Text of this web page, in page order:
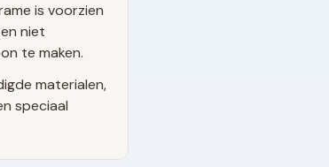
is voorzien
niet
te maken.
materialen,
speciaal